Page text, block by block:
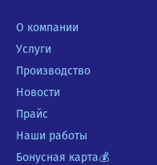
О компании
Услуги
Производство
Новости
Прайс
Наши работы
Бонусная карта💰